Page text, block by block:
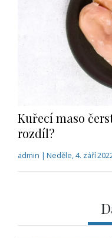
Kuřecí maso
rozdíl?
admin | Neděle, 4. září